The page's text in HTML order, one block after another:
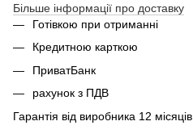
Більше інформації про доставку
Готівкою при отриманні
Кредитною карткою
ПриватБанк
рахунок з ПДВ
Гарантія від виробника 12 місяців.